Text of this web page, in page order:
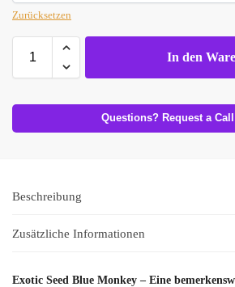
Zurücksetzen
In den
Questions? Request a
Beschreibung
Zusätzliche Informationen
Exotic Seed Blue Monkey – Eine